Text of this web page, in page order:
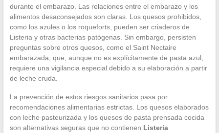
durante el embarazo. Las relaciones entre el embarazo y los
alimentos desaconsejados son claras. Los quesos prohibidos,
como los azules o los roqueforts, pueden ser criaderos de
Listeria y otras bacterias patógenas. Sin embargo, persisten
preguntas sobre otros quesos, como el Saint Nectaire
embarazada, que, aunque no es explícitamente de pasta azul,
requiere una vigilancia especial debido a su elaboración a partir
de leche cruda.
La prevención de estos riesgos sanitarios pasa por
recomendaciones alimentarias estrictas. Los quesos elaborados
con leche pasteurizada y los quesos de pasta prensada cocida
son alternativas seguras que no contienen Listeria